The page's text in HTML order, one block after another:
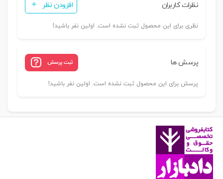
نظرات کاربران افزودن نظر
نظری برای این محصول ثبت نشده است. اولین نفر باشید!
پرسش ها ثبت پرسش
پرسش برای این محصول ثبت نشده است. اولین نفر باشید!